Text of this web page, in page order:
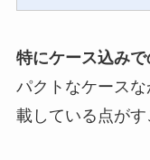
特にケース込みで
パクトなケース
載している点がす